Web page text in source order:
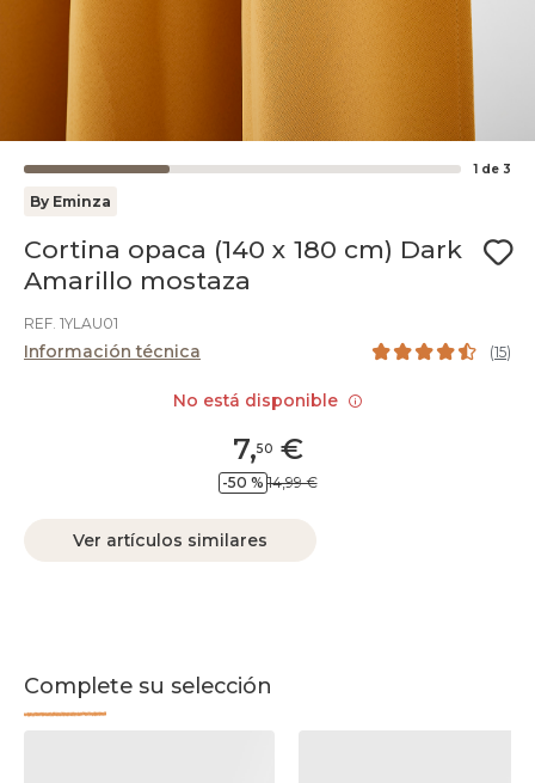
1 de 3
By Eminza
Cortina opaca (140 x 180 cm) Dark
Amarillo mostaza
REF. 1YLAU01
Información técnica (15)
7,50€
-50 % 14,99 €
Ver artículos similares
Complete su selección